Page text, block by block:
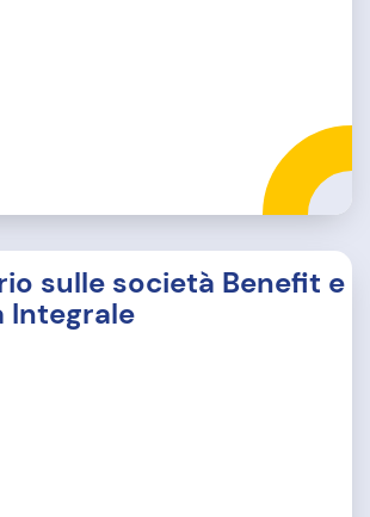
sulle società Benefit e
Integrale